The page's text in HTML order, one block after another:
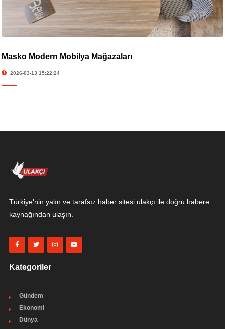
Masko Modern Mobilya Mağazaları
2026-03-13 15:22:24
Türkiye'nin yalın ve tarafsız haber sitesi ulakçı ile doğru habere
kaynağından ulaşın.
Kategoriler
Gündem
Ekonomi
Dünya